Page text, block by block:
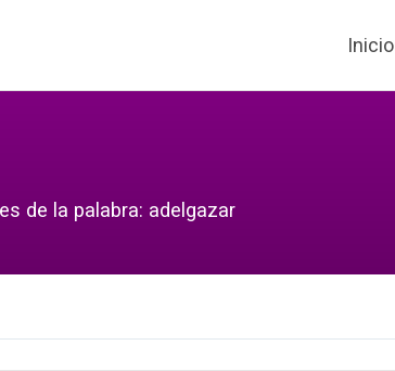
Inicio
de la palabra: adelgazar